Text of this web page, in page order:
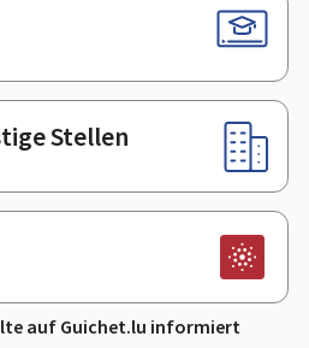
Stellen
auf Guichet.lu informiert